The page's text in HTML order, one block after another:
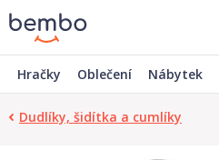
Hračky Oblečení Nábytek
Dudlíky, šidítka a cumlíky